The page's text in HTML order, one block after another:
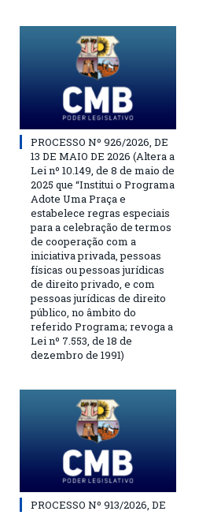
PROCESSO Nº 926/2026, DE
13 DE MAIO DE 2026 (Altera a
Lei nº 10.149, de 8 de maio de
2025 que “Institui o Programa
Adote Uma Praça e
estabelece regras especiais
para a celebração de termos
de cooperação com a
iniciativa privada, pessoas
físicas ou pessoas jurídicas
de direito privado, e com
pessoas jurídicas de direito
público, no âmbito do
referido Programa; revoga a
Lei nº 7.553, de 18 de
dezembro de 1991)
PROCESSO Nº 913/2026, DE